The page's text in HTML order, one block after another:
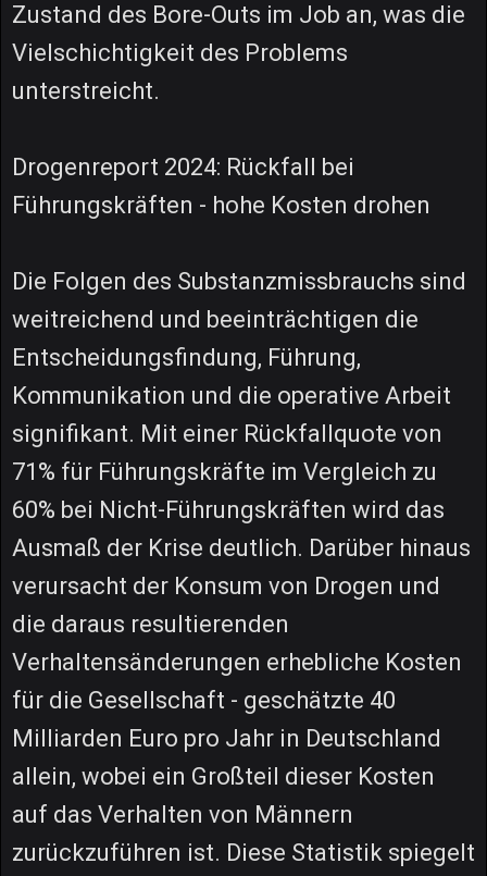
Zustand des Bore-Outs im Job an, was die
Vielschichtigkeit des Problems
unterstreicht.
Drogenreport 2024: Rückfall bei
Führungskräften - hohe Kosten drohen
Die Folgen des Substanzmissbrauchs sind
weitreichend und beeinträchtigen die
Entscheidungsfindung, Führung,
Kommunikation und die operative Arbeit
signifikant. Mit einer Rückfallquote von
71% für Führungskräfte im Vergleich zu
60% bei Nicht-Führungskräften wird das
Ausmaß der Krise deutlich. Darüber hinaus
verursacht der Konsum von Drogen und
die daraus resultierenden
Verhaltensänderungen erhebliche Kosten
für die Gesellschaft - geschätzte 40
Milliarden Euro pro Jahr in Deutschland
allein, wobei ein Großteil dieser Kosten
auf das Verhalten von Männern
zurückzuführen ist. Diese Statistik spiegelt